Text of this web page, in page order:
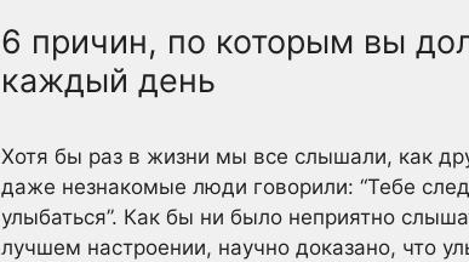
6 причин, по которым вы
каждый день
Хотя бы раз в жизни мы все слышали, как
даже незнакомые люди говорили: “Тебе
улыбаться”. Как бы ни было неприятно
лучшем настроении, научно доказано, что